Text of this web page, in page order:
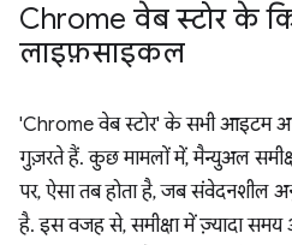
Chrome वेब स्टोर के
लाइफ़साइकल
'Chrome वेब स्टोर' के सभी आइटम
गुज़रते हैं. कुछ मामलों में, मैन्युअल
पर, ऐसा तब होता है, जब संवेदनशील
है. इस वजह से, समीक्षा में ज़्यादा समय